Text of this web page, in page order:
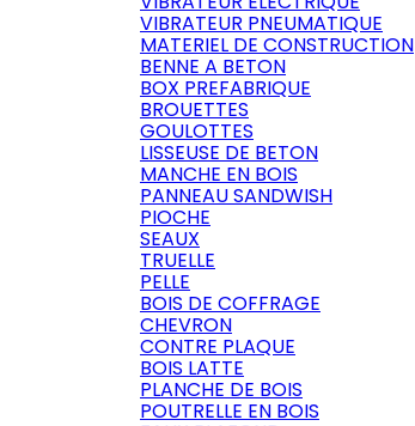
VIBRATEUR PNEUMATIQUE
MATERIEL DE CONSTRUCTION
BENNE A BETON
BOX PREFABRIQUE
BROUETTES
GOULOTTES
LISSEUSE DE BETON
MANCHE EN BOIS
PANNEAU SANDWISH
PIOCHE
SEAUX
TRUELLE
PELLE
BOIS DE COFFRAGE
CHEVRON
CONTRE PLAQUE
BOIS LATTE
PLANCHE DE BOIS
POUTRELLE EN BOIS